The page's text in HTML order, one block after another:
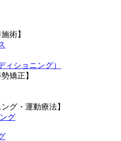
術】
ィショニング）
矯正】
グ・運動療法】
グ